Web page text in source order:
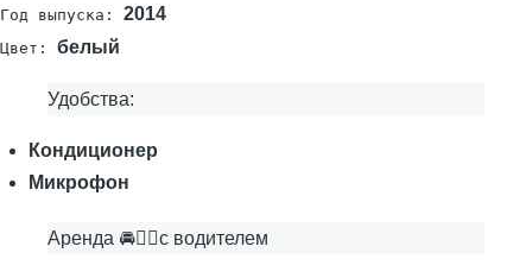
Год выпуска: 2014
Цвет: белый
Удобства:
Кондиционер
Микрофон
Аренда 🚘👨‍✈с водителем